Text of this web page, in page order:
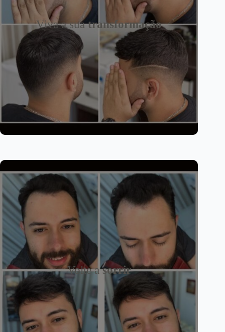
Viva a suatransformação
Volte asorrir